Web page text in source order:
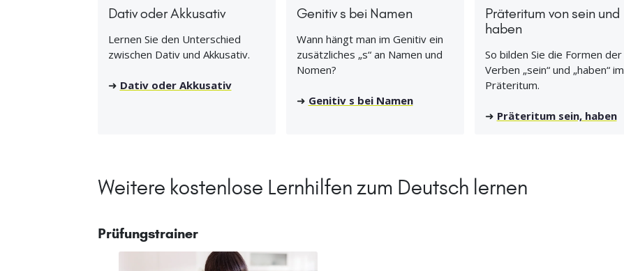
Dativ oder Akkusativ
Lernen Sie den Unterschied
zwischen Dativ und Akkusativ.
➜ Dativ oder Akkusativ
Genitiv s bei Namen
Wann hängt man im Genitiv ein
zusätzliches „s“ an Namen und
Nomen?
➜ Genitiv s bei Namen
Präteritum von sein und
haben
So bilden Sie die Formen der
Verben „sein“ und „haben“ im
Präteritum.
➜ Präteritum sein, haben
Weitere kostenlose Lernhilfen zum Deutsch lernen
Prüfungstrainer